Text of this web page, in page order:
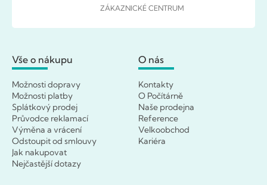
ZÁKAZNICKÉ CENTRUM
Vše o nákupu
Možnosti dopravy
Možnosti platby
Splátkový prodej
Průvodce reklamací
Výměna a vrácení
Odstoupit od smlouvy
Jak nakupovat
Nejčastější dotazy
O nás
Kontakty
O Počítárně
Naše prodejna
Reference
Velkoobchod
Kariéra